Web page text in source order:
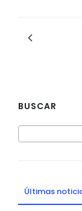
BUSCAR
Últimas